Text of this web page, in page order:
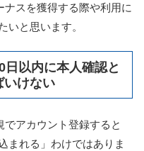
スを獲得する際や利用に
いと思います。
以内に本人確認と
いけない
アカウント登録すると
まれる」わけではありま